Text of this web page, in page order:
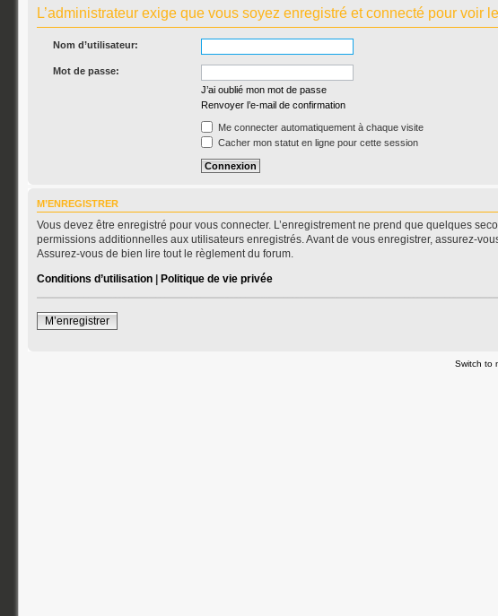
L’administrateur exige que vous soyez enregistré et connecté pour voir
Nom d’utilisateur:
Mot de passe:
J’ai oublié mon mot de passe
Renvoyer l’e-mail de confirmation
Me connecter automatiquement à chaque visite
Cacher mon statut en ligne pour cette session
M’ENREGISTRER
Vous devez être enregistré pour vous connecter. L’enregistrement ne prend que quelques
permissions additionnelles aux utilisateurs enregistrés. Avant de vous enregistrer, assurez-
Assurez-vous de bien lire tout le règlement du forum.
Conditions d’utilisation |Politique de vie privée
M’enregistrer
Switch to